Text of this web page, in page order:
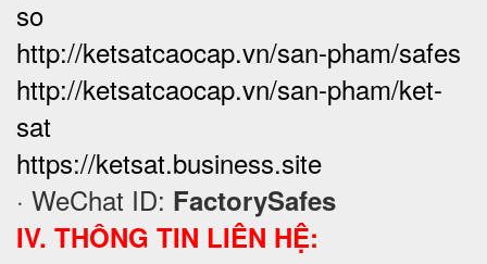
so
http://ketsatcaocap.vn/san-pham/safes
http://ketsatcaocap.vn/san-pham/ket-
sat
https://ketsat.business.site
· WeChat ID: FactorySafes
IV. THÔNG TIN LIÊN HỆ: